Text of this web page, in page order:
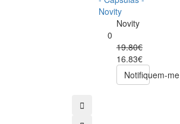
Novity
Novity
0
19.80€
16.83€
Notifiquem-me